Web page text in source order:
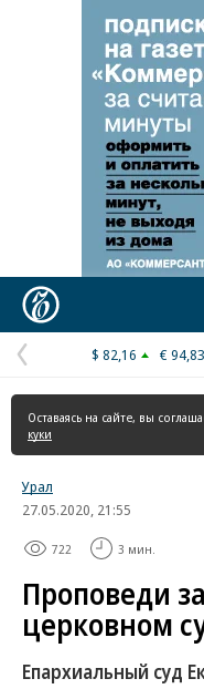
Реклама в
Предыдущая
страница
$ 82,16 € 94,83
Оставаясь на сайте, вы
куки
Урал
27.05.2020, 21:55
722 3 мин.
Проповеди
церковном
Епархиальный суд